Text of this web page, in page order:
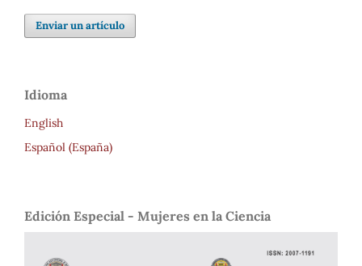
Enviar un artículo
Idioma
English
Español (España)
Edición Especial - Mujeres en la Ciencia